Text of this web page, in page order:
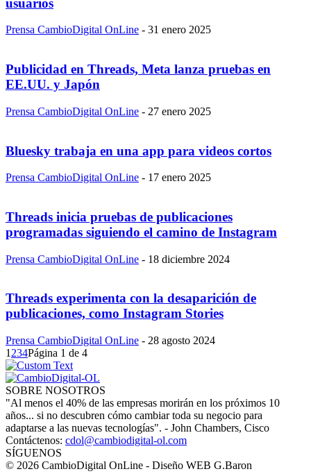
Prensa CambioDigital OnLine - 31 enero 2025
Publicidad en Threads, Meta lanza pruebas en
EE.UU. y Japón
Prensa CambioDigital OnLine - 27 enero 2025
Bluesky trabaja en una app para videos cortos
Prensa CambioDigital OnLine - 17 enero 2025
Threads inicia pruebas de publicaciones
programadas siguiendo el camino de Instagram
Prensa CambioDigital OnLine - 18 diciembre 2024
Threads experimenta con la desaparición de
publicaciones, como Instagram Stories
Prensa CambioDigital OnLine - 28 agosto 2024
1 234Página 1 de 4
SOBRE NOSOTROS
"Al menos el 40% de las empresas morirán en los próximos 10
años... si no descubren cómo cambiar toda su negocio para
adaptarse a las nuevas tecnologías". - John Chambers, Cisco
Contáctenos: cdol@cambiodigital-ol.com
SÍGUENOS
© 2026 CambioDigital OnLine - Diseño WEB G.Baron